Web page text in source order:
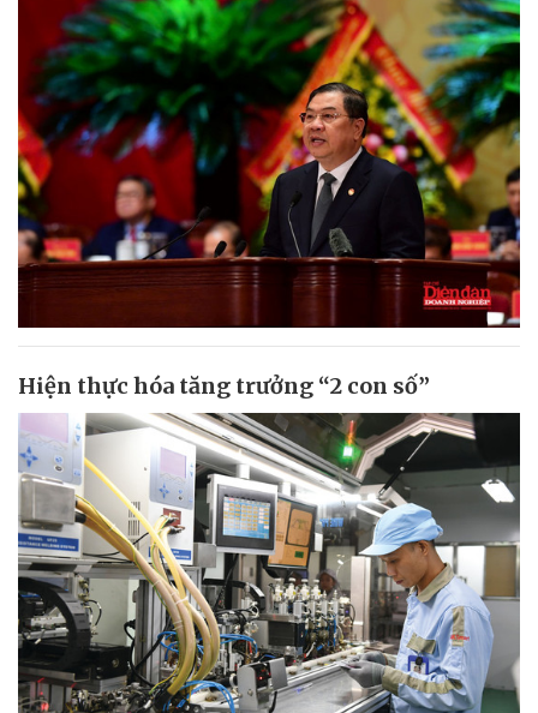
Hiện thực hóa tăng trưởng “2 con số”